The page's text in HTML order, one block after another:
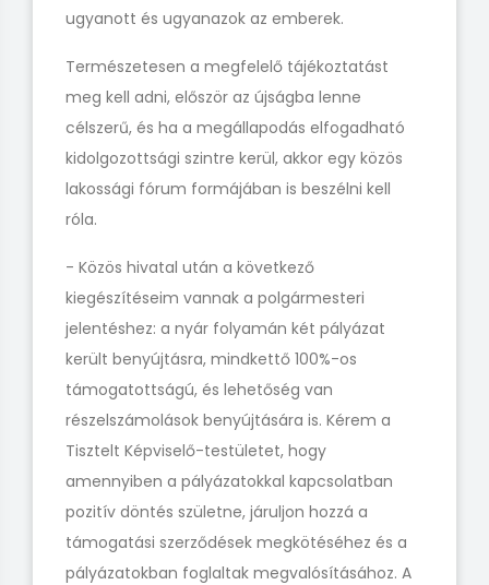
ugyanott és ugyanazok az emberek.
Természetesen a megfelelő tájékoztatást
meg kell adni, először az újságba lenne
célszerű, és ha a megállapodás elfogadható
kidolgozottsági szintre kerül, akkor egy közös
lakossági fórum formájában is beszélni kell
róla.
- Közös hivatal után a következő
kiegészítéseim vannak a polgármesteri
jelentéshez: a nyár folyamán két pályázat
került benyújtásra, mindkettő 100%-os
támogatottságú, és lehetőség van
részelszámolások benyújtására is. Kérem a
Tisztelt Képviselő-testületet, hogy
amennyiben a pályázatokkal kapcsolatban
pozitív döntés születne, járuljon hozzá a
támogatási szerződések megkötéséhez és a
pályázatokban foglaltak megvalósításához. A